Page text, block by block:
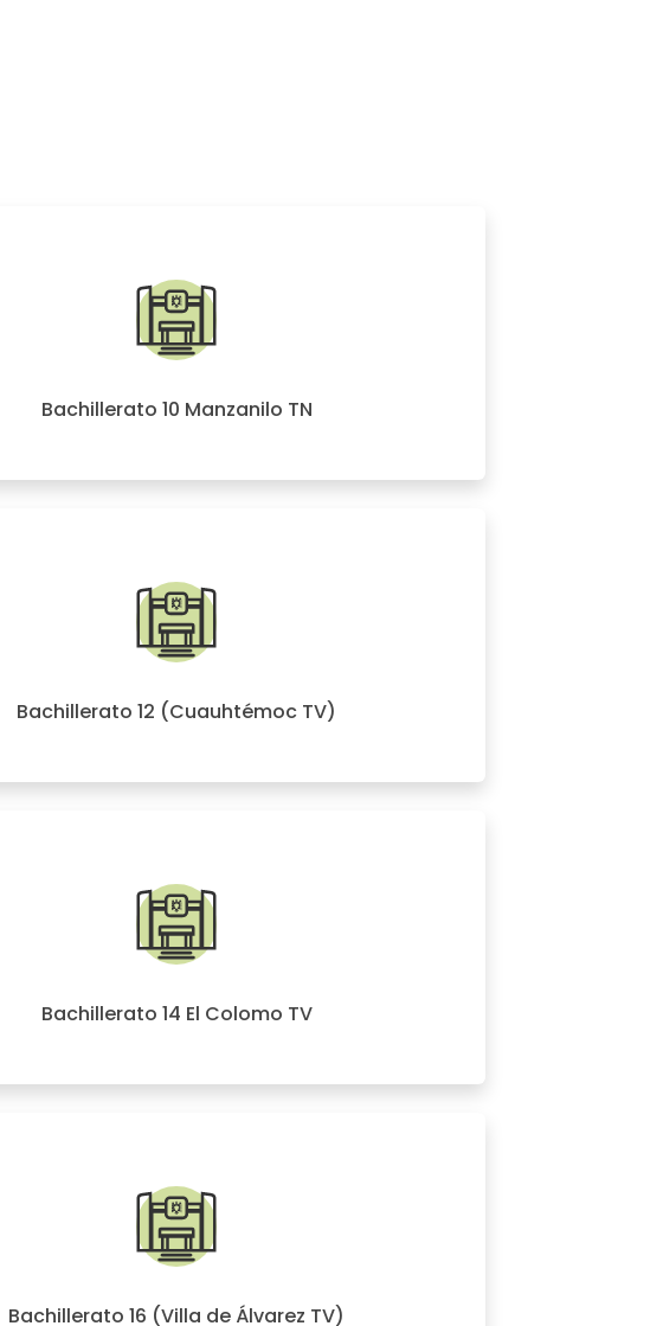
Bachillerato 10 Manzanilo TN
Bachillerato 12 (Cuauhtémoc TV)
Bachillerato 14 El Colomo TV
Bachillerato 16 (Villa de Álvarez TV)